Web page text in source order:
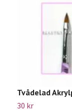
Tvådelad
30 kr